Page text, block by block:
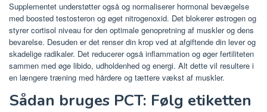
Supplementet understøtter også og normaliserer hormonal bevægelse
med boosted testosteron og øget nitrogenoxid. Det blokerer østrogen og
styrer cortisol niveau for den optimale genopretning af muskler og dens
bevarelse. Desuden er det renser din krop ved at afgiftende din lever og
skadelige radikaler. Det reducerer også inflammation og øger fertiliteten
sammen med øge libido, udholdenhed og energi. Alt dette vil resultere i
en længere træning med hårdere og tættere vækst af muskler.
Sådan bruges PCT: Følg etiketten